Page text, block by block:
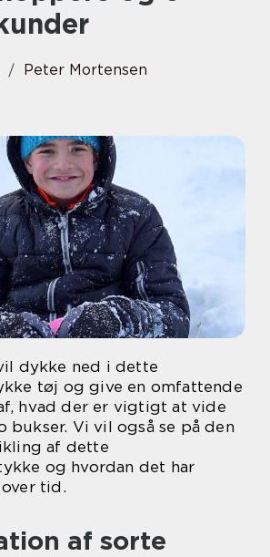
Peter Mortensen
dykke ned i dette
tøj og give en omfattende
hvad der er vigtigt at vide
bukser. Vi vil også se på den
af dette
og hvordan det har
tid.
af sorte